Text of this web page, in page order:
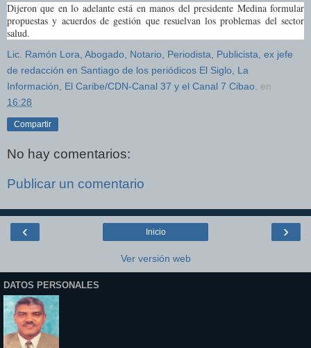
Dijeron que en lo adelante está en manos del presidente Medina formular
propuestas y acuerdos de gestión que resuelvan los problemas del sector
salud.
Lic. Ramón Lora, Abogado, Notario, Periodista, Publicista, ex jefe
de redacción en Santiago de los periódicos El Siglo, La
Información, El Caribe/CDN-Canal 37 y el Canal 7 Cibao. en
16:28
Compartir
No hay comentarios:
Publicar un comentario
‹ ›
Inicio
Ver versión web
DATOS PERSONALES